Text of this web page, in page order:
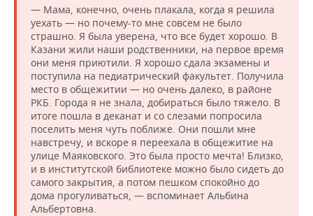
— Мама, конечно, очень плакала, когда я решила
уехать — но почему-то мне совсем не было
страшно. Я была уверена, что все будет хорошо. В
Казани жили наши родственники, на первое время
они меня приютили. Я хорошо сдала экзамены и
поступила на педиатрический факультет. Получила
место в общежитии — но очень далеко, в районе
РКБ. Города я не знала, добираться было тяжело. В
итоге пошла в деканат и со слезами попросила
поселить меня чуть поближе. Они пошли мне
навстречу, и вскоре я переехала в общежитие на
улице Маяковского. Это была просто мечта! Близко,
и в институтской библиотеке можно было сидеть до
самого закрытия, а потом пешком спокойно до
дома прогуливаться, — вспоминает Альбина
Альбертовна.